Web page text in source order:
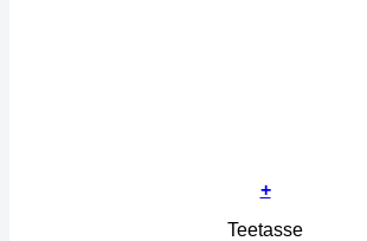
+
Teetasse